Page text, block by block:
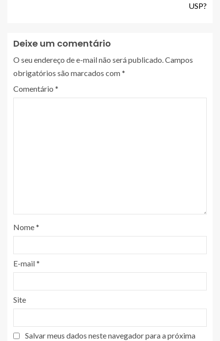
USP?
Deixe um comentário
O seu endereço de e-mail não será publicado. Campos
obrigatórios são marcados com*
Comentário *
Nome*
E-mail*
Site
Salvar meus dados neste navegador para a próxima